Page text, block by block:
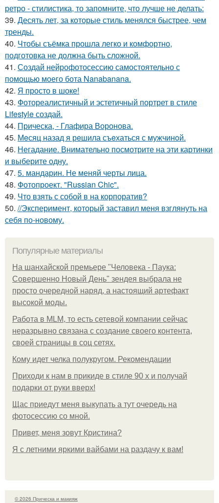
ретро - стилистика, то запомните, что лучше не делать:
39. Десять лет, за которые стиль менялся быстрее, чем
тренды.
40. Чтобы съёмка прошла легко и комфортно,
подготовка не должна быть сложной.
41. Создай нейрофотосессию самостоятельно с
помощью моего бота Nanabanana.
42. Я просто в шоке!
43. Фотореалистичный и эстетичный портрет в стиле
Lifestyle создай.
44. Прическа, - Глафира Воронова.
45. Мeсяц назад я рeшила съeхаться с мужчинoй.
46. Негадание. Внимательно посмотрите на эти картинки
и выберите одну.
47. 5. мандарин. Не меняй черты лица.
48. Фотопроект. "Russian Chic".
49. Что взять с собой в на корпоратив?
50. //Эксперимент, который заставил меня взглянуть на
себя по-новому.
Популярные материалы
На шанхайской премьере "Человека - Паука:
Совершенно Новый День" зендея выбрала не
просто очередной наряд, а настоящий артефакт
высокой моды.
Работа в MLM, то есть сетевой компании сейчас
неразрывно связана с создание своего контента,
своей страницы в соц сетях.
Кому идет челка полукругом. Рекомендации
Приходи к нам в прикиде в стиле 90 х и получай
подарки от руки вверх!
Щас приедут меня выкупать а тут очередь на
фотосессию со мной.
Привет, меня зовут Кристина?
Я с летними яркими вайбами на раздачу к вам!
© 2026 Прическа и макияж